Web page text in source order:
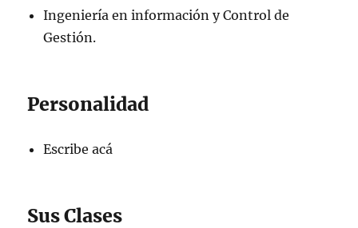
Ingeniería en información y Control de
Gestión.
Personalidad
Escribe acá
Sus Clases